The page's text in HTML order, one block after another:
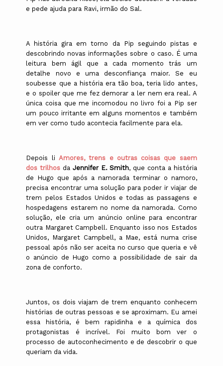
e pede ajuda para Ravi, irmão do Sal.
A história gira em torno da Pip seguindo pistas e
descobrindo novas informações sobre o caso. É uma
leitura bem ágil que a cada momento trás um
detalhe novo e uma desconfiança maior. Se eu
soubesse que a história era tão boa, teria lido antes,
e o spoiler que me fez demorar a ler nem era real. A
única coisa que me incomodou no livro foi a Pip ser
um pouco irritante em alguns momentos e também
em ver como tudo acontecia facilmente para ela.
Depois li Amores, trens e outras coisas que saem
dos trilhos da Jennifer E. Smith, que conta a história
de Hugo que após a namorada terminar o namoro,
precisa encontrar uma solução para poder ir viajar de
trem pelos Estados Unidos e todas as passagens e
hospedagens estarem no nome da namorada. Como
solução, ele cria um anúncio online para encontrar
outra Margaret Campbell. Enquanto isso nos Estados
Unidos, Margaret Campbell, a Mae, está numa crise
pessoal após não ser aceita no curso que queria e vê
o anúncio de Hugo como a possibilidade de sair da
zona de conforto.
Juntos, os dois viajam de trem enquanto conhecem
histórias de outras pessoas e se aproximam. Eu amei
essa história, é bem rapidinha e a química dos
protagonistas é incrível. Foi muito bom ver o
processo de autoconhecimento e de descobrir o que
queriam da vida.